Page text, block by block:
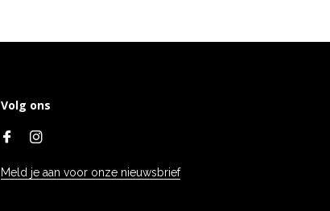
Volg ons
Meld je aan voor onze nieuwsbrief